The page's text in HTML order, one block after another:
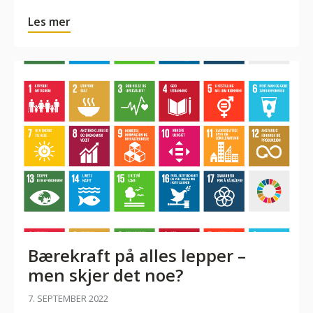
Les mer
Bærekraft på alles lepper –
men skjer det noe?
7. SEPTEMBER 2022